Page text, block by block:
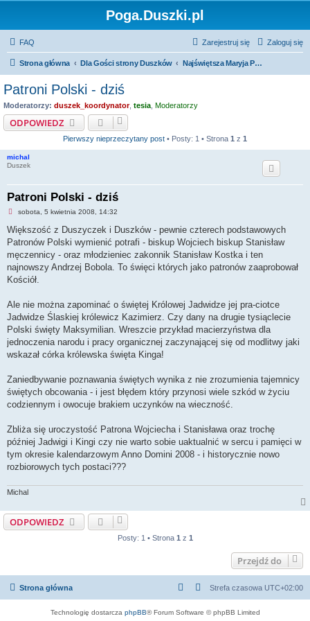
Poga.Duszki.pl
FAQ Zaloguj się
Zarejestruj się
Strona główna Dla Gości strony Duszków Najświętsza Maryja Panna **** Wizerunki świętych, błogosławionych, sług Bożych
Patroni Polski - dziś
Moderatorzy: duszek_koordynator, tesia Moderatorzy
ODPOWIEDZ
Pierwszy nieprzeczytany post • Posty: 1 • Strona 1 z 1
michal
Duszek
Patroni Polski - dziś
N
e
r
z
e
c
z
a
y
p
s
t
sobota, 5 kwietnia 2008, 14:32
Większość z Duszyczek i Duszków - pewnie czterech podstawowych
Patronów Polski wymienić potrafi - biskup Wojciech biskup Stanisław
męczennicy - oraz młodzieniec zakonnik Stanisław Kostka i ten
najnowszy Andrzej Bobola. To święci których jako patronów zaaprobował
Kościół.
Ale nie można zapominać o świętej Królowej Jadwidze jej pra-ciotce
Jadwidze Ślaskiej królewicz Kazimierz. Czy dany na drugie tysiąclecie
Polski święty Maksymilian. Wreszcie przykład macierzyństwa dla
jednoczenia narodu i pracy organicznej zaczynającej się od modlitwy jaki
wskazał córka królewska święta Kinga!
Zaniedbywanie poznawania świętych wynika z nie zrozumienia tajemnicy
świętych obcowania - i jest błędem który przynosi wiele szkód w życiu
codziennym i owocuje brakiem uczynków na wieczność.
Zbliża się uroczystość Patrona Wojciecha i Stanisława oraz trochę
później Jadwigi i Kingi czy nie warto sobie uaktualnić w sercu i pamięci w
tym okresie kalendarzowym Anno Domini 2008 - i historycznie nowo
rozbiorowych tych postaci???
Michal
ODPOWIEDZ
Posty: 1 • Strona 1 z 1
Przejdź do
Strona główna Strefa czasowa UTC+02:00
Technologię dostarcza phpBB® Forum Software © phpBB Limited